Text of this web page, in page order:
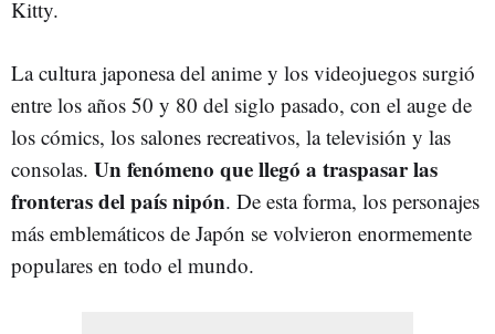
Kitty.
La cultura japonesa del anime y los videojuegos surgió
entre los años 50 y 80 del siglo pasado, con el auge de
los cómics, los salones recreativos, la televisión y las
consolas. Un fenómeno que llegó a traspasar las
fronteras del país nipón. De esta forma, los personajes
más emblemáticos de Japón se volvieron enormemente
populares en todo el mundo.